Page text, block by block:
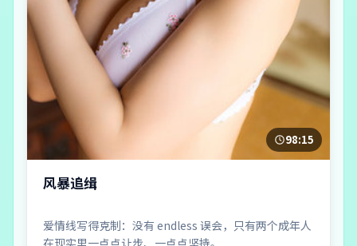
98:15
风暴追缉
爱情线写得克制：没有 endless 误会，只有两个成年人